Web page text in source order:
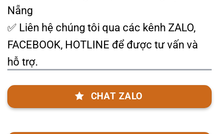
Nẵng
✅ Liên hệ chúng tôi qua các kênh ZALO,
FACEBOOK, HOTLINE để được tư vấn và
hỗ trợ.
CHAT ZALO